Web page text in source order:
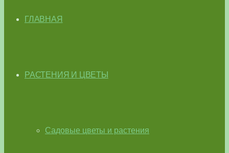
ГЛАВНАЯ
РАСТЕНИЯ И ЦВЕТЫ
Садовые цветы и растения